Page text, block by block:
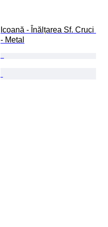
Icoană - Înălțarea Sf. Cruci
- Metal